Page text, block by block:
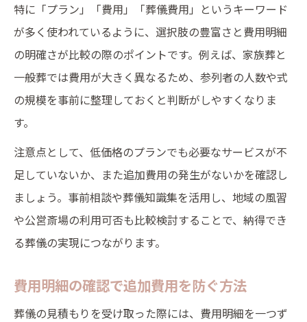
特に「プラン」「費用」「葬儀費用」というキーワード
が多く使われているように、選択肢の豊富さと費用明細
の明確さが比較の際のポイントです。例えば、家族葬と
一般葬では費用が大きく異なるため、参列者の人数や式
の規模を事前に整理しておくと判断がしやすくなりま
す。
注意点として、低価格のプランでも必要なサービスが不
足していないか、また追加費用の発生がないかを確認し
ましょう。事前相談や葬儀知識集を活用し、地域の風習
や公営斎場の利用可否も比較検討することで、納得でき
る葬儀の実現につながります。
費用明細の確認で追加費用を防ぐ方法
葬儀の見積もりを受け取った際には、費用明細を一つず